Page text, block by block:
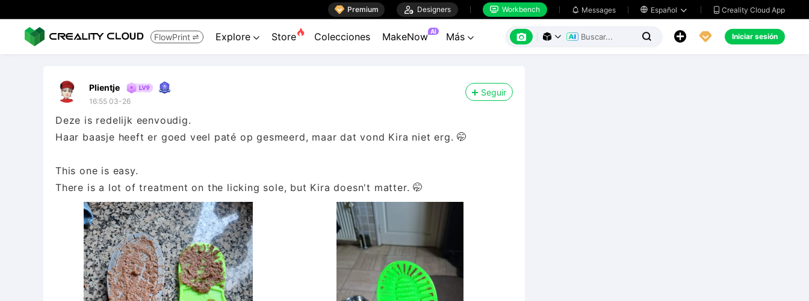
 Premium  Designers  Workbench  Messages  Español   Creality Cloud App
FlowPrint  Explore  Store Colecciones MakeNow AI Más        Iniciar sesión
Plientje
16:55 03-26
Seguir
Deze is redelijk eenvoudig.
Haar baasje heeft er goed veel paté op gesmeerd, maar dat vond Kira niet erg. 🤭
This one is easy.
There is a lot of treatment on the licking sole, but Kira doesn't matter. 🤭